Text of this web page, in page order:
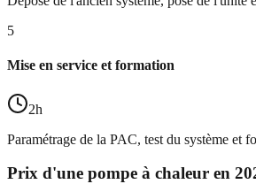
5
Mise en service et formation
2h
Paramétrage de la PAC, test du système et
Prix d'une pompe à chaleur en